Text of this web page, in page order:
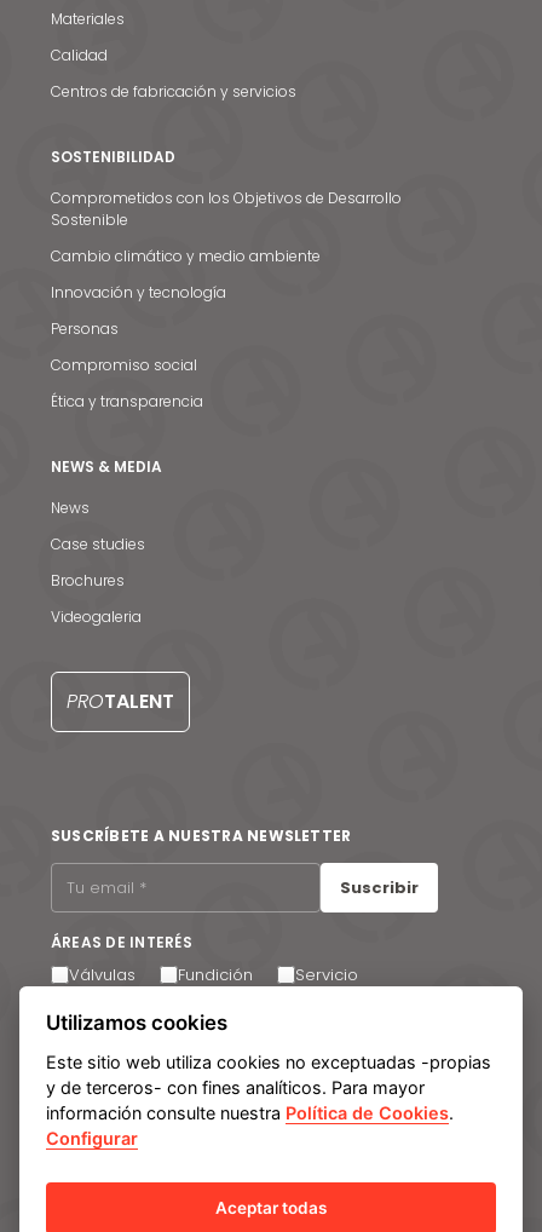
Materiales
Calidad
Centros de fabricación y servicios
SOSTENIBILIDAD
Comprometidos con los Objetivos de Desarrollo
Sostenible
Cambio climático y medio ambiente
Innovación y tecnología
Personas
Compromiso social
Ética y transparencia
NEWS & MEDIA
News
Case studies
Brochures
Videogaleria
PROTALENT
SUSCRÍBETE A NUESTRA NEWSLETTER
Suscribir
ÁREAS DE INTERÉS
Válvulas Fundición Servicio
Acepto recibir comunicaciones por correo electrónico.
través del enlace que encontrará en el pie de página de
nuestros correos electrónicos.
Sistema Interno de Información
Utilizamos cookies
Este sitio web utiliza cookies no exceptuadas -propias
y de terceros- con fines analíticos. Para mayor
información consulte nuestra Política de Cookies.
Configurar
Aceptar todas